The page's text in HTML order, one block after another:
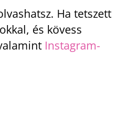
Ha tetszett
és kövess
Instagram-